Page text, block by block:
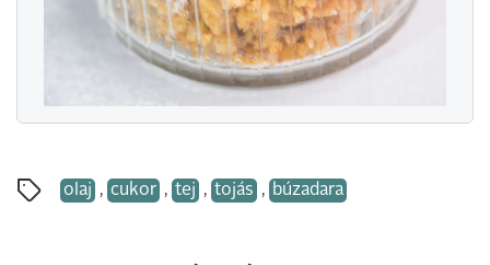
olaj , cukor , tej , tojás , búzadara